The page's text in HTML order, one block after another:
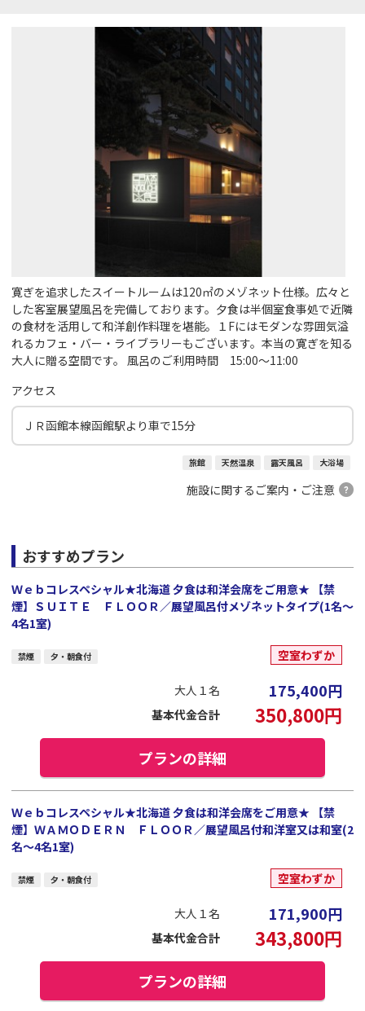
寛ぎを追求したスイートルームは120㎡のメゾネット仕様。広々と
した客室展望風呂を完備しております。夕食は半個室食事処で近隣
の食材を活用して和洋創作料理を堪能。１Fにはモダンな雰囲気溢
れるカフェ・バー・ライブラリーもございます。本当の寛ぎを知る
大人に贈る空間です。 風呂のご利用時間 15:00～11:00
アクセス
ＪＲ函館本線函館駅より車で15分
旅館 天然温泉 露天風呂 大浴場
施設に関するご案内・ご注意
おすすめプラン
Ｗｅｂコレスペシャル★北海道 夕食は和洋会席をご用意★ 【禁
煙】ＳＵＩＴＥ ＦＬＯＯＲ／展望風呂付メゾネットタイプ(1名～
4名1室)
禁煙 夕・朝食付 空室わずか
大人１名 175,400円
基本代金合計 350,800円
プランの詳細
Ｗｅｂコレスペシャル★北海道 夕食は和洋会席をご用意★ 【禁
煙】ＷＡＭＯＤＥＲＮ ＦＬＯＯＲ／展望風呂付和洋室又は和室(2
名～4名1室)
禁煙 夕・朝食付 空室わずか
大人１名 171,900円
基本代金合計 343,800円
プランの詳細